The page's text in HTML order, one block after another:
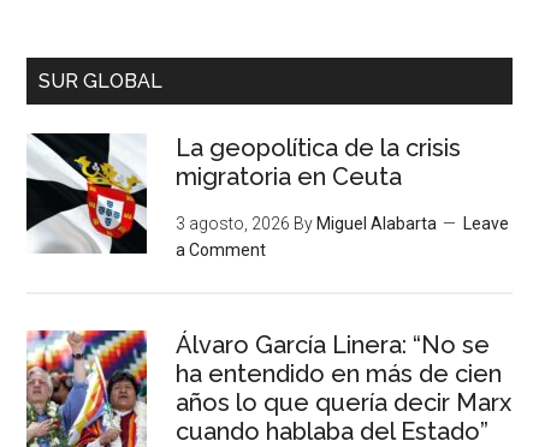
SUR GLOBAL
La geopolítica de la crisis
migratoria en Ceuta
3 agosto, 2026 By Miguel Alabarta
Leave
a Comment
Álvaro García Linera: “No se
ha entendido en más de cien
años lo que quería decir Marx
cuando hablaba del Estado”